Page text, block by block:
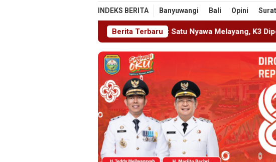
INDEKS BERITA Banyuwangi Bali Opini
Berita Terbaru
MIN 5 Madiun: Satu Nyawa Melayang, K3 Dipertanyakan KA